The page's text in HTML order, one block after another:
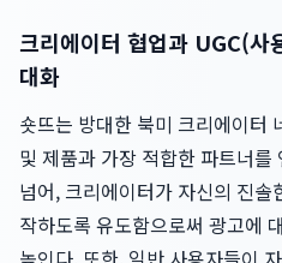
크리에이터 협업과 UGC(사
대화
숏뜨는 방대한 북미 크리에이터
및 제품과 가장 적합한 파트너
넘어, 크리에이터가 자신의 진
작하도록 유도함으로써 광고에